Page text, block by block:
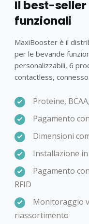
Il best-
funzionali
MaxiBooster è il
per le bevande
personalizzabili, 6
contactless, connesso.
Proteine,
Pagamento
Dimensioni
Installazione
Pagamento
RFID
Monitoraggio
riassortimento